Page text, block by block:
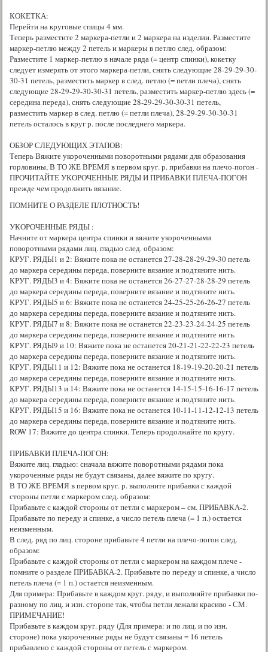
КОКЕТКА:
Перейти на круговые спицы 4 мм.
Теперь разместите 2 маркера-петли и 2 маркера на изделии. Разместите
маркер-петлю между 2 петель и маркеры в петлю след. образом:
Разместите 1 маркер-петлю в начале ряда (= центр спинки), кокетку
следует измерять от этого маркера-петли, снять следующие 28-29-29-30-
30-31 петель, разместить маркер в след. петлю (= петли плеча), снять
следующие 28-29-29-30-30-31 петель, разместить маркер-петлю здесь (=
середина переда), снять следующие 28-29-29-30-30-31 петель,
разместить маркер в след. петлю (= петли плеча), 28-29-29-30-30-31
петель осталось в круг р. после последнего маркера.
ОБЗОР СЛЕДУЮЩИХ ЭТАПОВ:
Теперь Вяжите укороченными поворотными рядами для образования
горловины, В ТО ЖЕ ВРЕМЯ в первом круг. р. прибавки на плечо-погон -
ПРОЧИТАЙТЕ УКОРОЧЕННЫЕ РЯДЫ И ПРИБАВКИ ПЛЕЧА-ПОГОН
прежде чем продолжить вязание.
ПОМНИТЕ О РАЗДЕЛЕ ПЛОТНОСТЬ!
УКОРОЧЕННЫЕ РЯДЫ :
Начните от маркера центра спинки и вяжите укороченными
поворотными рядами лиц. гладью след. образом:
КРУГ. РЯДЫ1 и 2: Вяжите пока не останется 27-28-28-29-29-30 петель
до маркера середины переда, поверните вязание и подтяните нить.
КРУГ. РЯДЫ3 и 4: Вяжите пока не останется 26-27-27-28-28-29 петель
до маркера середины переда, поверните вязание и подтяните нить.
КРУГ. РЯДЫ5 и 6: Вяжите пока не останется 24-25-25-26-26-27 петель
до маркера середины переда, поверните вязание и подтяните нить.
КРУГ. РЯДЫ7 и 8: Вяжите пока не останется 22-23-23-24-24-25 петель
до маркера середины переда, поверните вязание и подтяните нить.
КРУГ. РЯДЫ9 и 10: Вяжите пока не останется 20-21-21-22-22-23 петель
до маркера середины переда, поверните вязание и подтяните нить.
КРУГ. РЯДЫ11 и 12: Вяжите пока не останется 18-19-19-20-20-21 петель
до маркера середины переда, поверните вязание и подтяните нить.
КРУГ. РЯДЫ13 и 14: Вяжите пока не останется 14-15-15-16-16-17 петель
до маркера середины переда, поверните вязание и подтяните нить.
КРУГ. РЯДЫ15 и 16: Вяжите пока не останется 10-11-11-12-12-13 петель
до маркера середины переда, поверните вязание и подтяните нить.
ROW 17: Вяжите до центра спинки. Теперь продолжайте по кругу.
ПРИБАВКИ ПЛЕЧА-ПОГОН:
Вяжите лиц. гладью: сначала вяжите поворотными рядами пока
укороченные ряды не будут связаны, далее вяжите по кругу.
В ТО ЖЕ ВРЕМЯ в первом круг. р. выполните прибавки с каждой
стороны петли с маркером след. образом:
Прибавьте с каждой стороны от петли с маркером – см. ПРИБАВКА-2.
Прибавьте по переду и спинке, а число петель плеча (= 1 п.) остается
неизменным.
В след. ряд по лиц. стороне прибавьте 4 петли на плечо-погон след.
образом:
Прибавьте с каждой стороны от петли с маркером на каждом плече -
помните о разделе ПРИБАВКА-2. Прибавьте по переду и спинке, а число
петель плеча (= 1 п.) остается неизменным.
Для примера: Прибавьте в каждом круг. ряду, и выполняйте прибавки по-
разному по лиц. и изн. стороне так, чтобы петли лежали красиво - СМ.
ПРИМЕЧАНИЕ!
Прибавьте в каждом круг. ряду (Для примера: и по лиц. и по изн.
стороне) пока укороченные ряды не будут связаны = 16 петель
прибавлено с каждой стороны от петель с маркером.